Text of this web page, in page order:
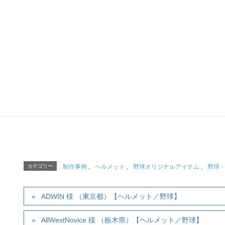
カテゴリー 制作事例 、 ヘルメット 、 野球オリジナルアイテム 、 野球
ADWIN 様 （東京都）【ヘルメット／野球】
AllWestNovice 様 （栃木県）【ヘルメット／野球】